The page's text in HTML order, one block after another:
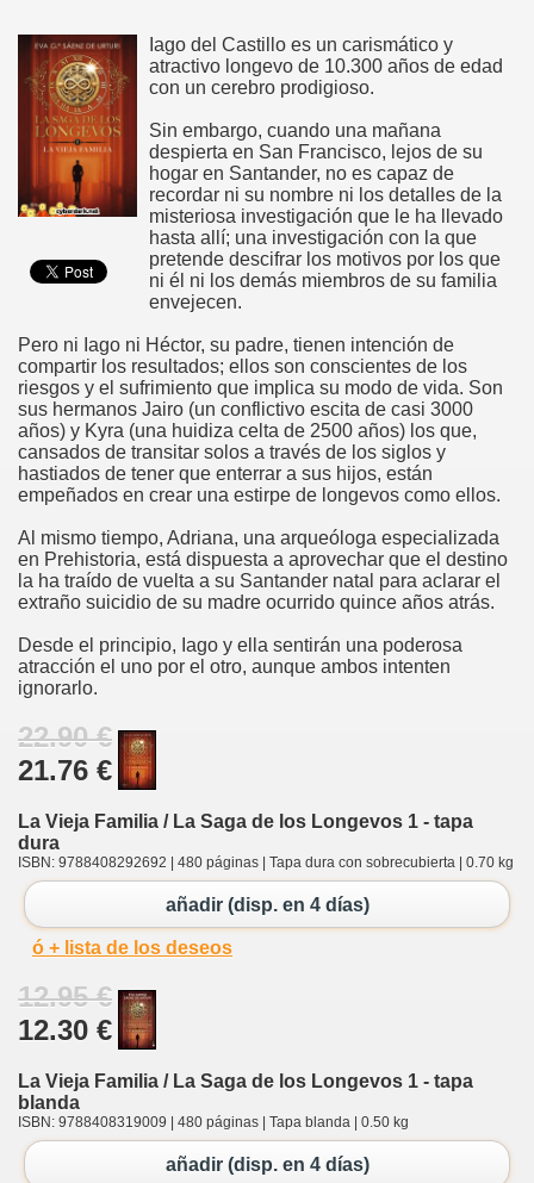
Iago del Castillo es un carismático y
atractivo longevo de 10.300 años de edad
con un cerebro prodigioso.
Sin embargo, cuando una mañana
despierta en San Francisco, lejos de su
hogar en Santander, no es capaz de
recordar ni su nombre ni los detalles de la
misteriosa investigación que le ha llevado
hasta allí; una investigación con la que
pretende descifrar los motivos por los que
ni él ni los demás miembros de su familia
envejecen.
Pero ni Iago ni Héctor, su padre, tienen intención de
compartir los resultados; ellos son conscientes de los
riesgos y el sufrimiento que implica su modo de vida. Son
sus hermanos Jairo (un conflictivo escita de casi 3000
años) y Kyra (una huidiza celta de 2500 años) los que,
cansados de transitar solos a través de los siglos y
hastiados de tener que enterrar a sus hijos, están
empeñados en crear una estirpe de longevos como ellos.
Al mismo tiempo, Adriana, una arqueóloga especializada
en Prehistoria, está dispuesta a aprovechar que el destino
la ha traído de vuelta a su Santander natal para aclarar el
extraño suicidio de su madre ocurrido quince años atrás.
Desde el principio, Iago y ella sentirán una poderosa
atracción el uno por el otro, aunque ambos intenten
ignorarlo.
22.90 €
21.76 €
La Vieja Familia / La Saga de los Longevos 1 - tapa
dura
ISBN: 9788408292692 | 480 páginas | Tapa dura con sobrecubierta | 0.70 kg
añadir (disp. en 4 días)
ó + lista de los deseos
12.95 €
12.30 €
La Vieja Familia / La Saga de los Longevos 1 - tapa
blanda
ISBN: 9788408319009 | 480 páginas | Tapa blanda | 0.50 kg
añadir (disp. en 4 días)